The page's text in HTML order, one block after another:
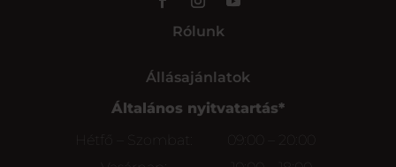
Rólunk
Állásajánlatok
Általános nyitvatartás*
Hétfő – Szombat:
09:00 – 20:00